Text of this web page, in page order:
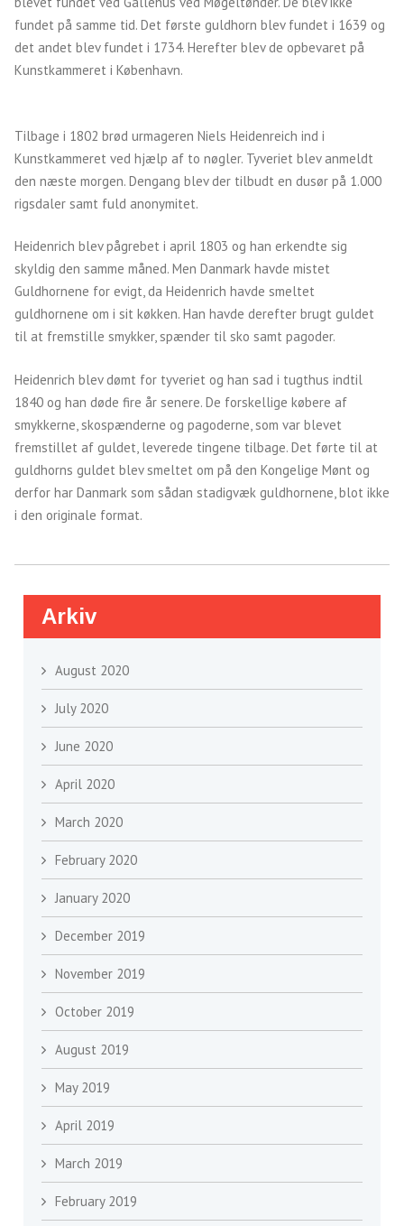
fundet på samme tid. Det første guldhorn blev fundet i 1639 og
det andet blev fundet i 1734. Herefter blev de opbevaret på
Kunstkammeret i København.
Tilbage i 1802 brød urmageren Niels Heidenreich ind i
Kunstkammeret ved hjælp af to nøgler. Tyveriet blev anmeldt
den næste morgen. Dengang blev der tilbudt en dusør på 1.000
rigsdaler samt fuld anonymitet.
Heidenrich blev pågrebet i april 1803 og han erkendte sig
skyldig den samme måned. Men Danmark havde mistet
Guldhornene for evigt, da Heidenrich havde smeltet
guldhornene om i sit køkken. Han havde derefter brugt guldet
til at fremstille smykker, spænder til sko samt pagoder.
Heidenrich blev dømt for tyveriet og han sad i tugthus indtil
1840 og han døde fire år senere. De forskellige købere af
smykkerne, skospænderne og pagoderne, som var blevet
fremstillet af guldet, leverede tingene tilbage. Det førte til at
guldhorns guldet blev smeltet om på den Kongelige Mønt og
derfor har Danmark som sådan stadigvæk guldhornene, blot ikke
i den originale format.
Arkiv
August 2020
July 2020
June 2020
April 2020
March 2020
February 2020
January 2020
December 2019
November 2019
October 2019
August 2019
May 2019
April 2019
March 2019
February 2019